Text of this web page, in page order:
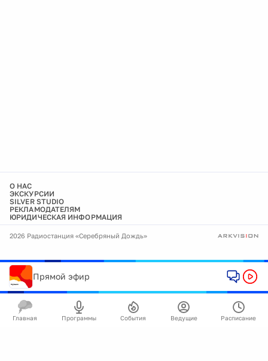
О НАС
ЭКСКУРСИИ
SILVER STUDIO
РЕКЛАМОДАТЕЛЯМ
ЮРИДИЧЕСКАЯ ИНФОРМАЦИЯ
2026 Радиостанция «Серебряный Дождь»
Прямой эфир
Главная Программы События Ведущие Расписание